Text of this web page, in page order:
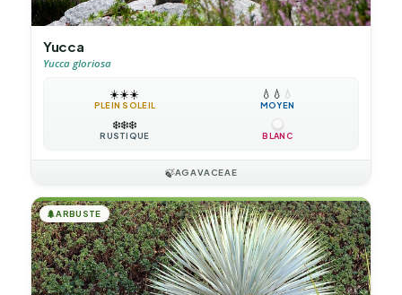
Yucca
Yucca gloriosa
☀️☀️☀️
PLEIN SOLEIL
💧 💧 💧
MOYEN
❄️❄️❄️
RUSTIQUE BLANC
🍃AGAVACEAE
🌲ARBUSTE